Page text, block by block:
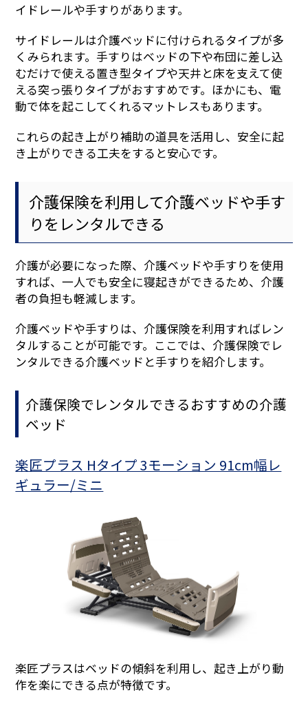
イドレールや手すりがあります。
サイドレールは介護ベッドに付けられるタイプが多
くみられます。手すりはベッドの下や布団に差し込
むだけで使える置き型タイプや天井と床を支えて使
える突っ張りタイプがおすすめです。ほかにも、電
動で体を起こしてくれるマットレスもあります。
これらの起き上がり補助の道具を活用し、安全に起
き上がりできる工夫をすると安心です。
介護保険を利用して介護ベッドや手す
りをレンタルできる
介護が必要になった際、介護ベッドや手すりを使用
すれば、一人でも安全に寝起きができるため、介護
者の負担も軽減します。
介護ベッドや手すりは、介護保険を利用すればレン
タルすることが可能です。ここでは、介護保険でレ
ンタルできる介護ベッドと手すりを紹介します。
介護保険でレンタルできるおすすめの介護
ベッド
楽匠プラス Hタイプ 3モーション 91cm幅レ
ギュラー/ミニ
楽匠プラスはベッドの傾斜を利用し、起き上がり動
作を楽にできる点が特徴です。